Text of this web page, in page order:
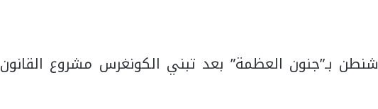
بـ”جنون العظمة” بعد تبني الكونغرس مشروع القانون